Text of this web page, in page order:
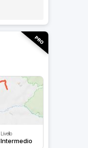
Livello
Intermedio